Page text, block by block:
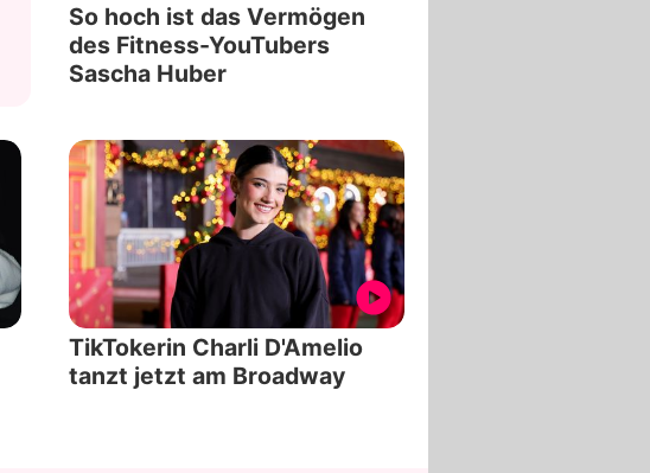
So hoch ist das Vermögen
des Fitness-YouTubers
Sascha Huber
TikTokerin Charli D'Amelio
tanzt jetzt am Broadway